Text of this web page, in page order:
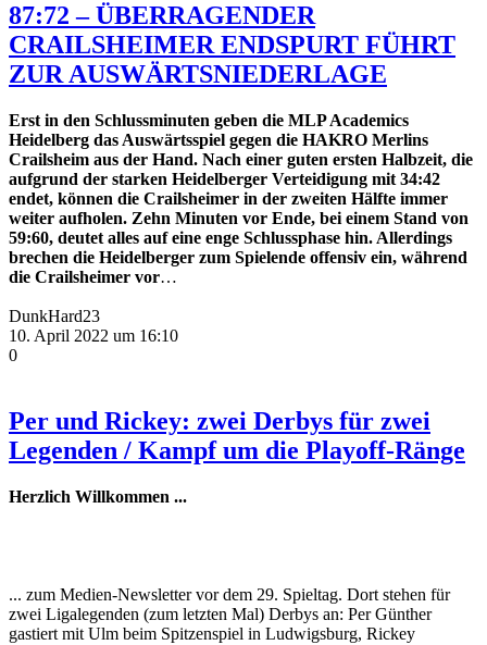
87:72 – ÜBERRAGENDER
CRAILSHEIMER ENDSPURT FÜHRT
ZUR AUSWÄRTSNIEDERLAGE
Erst in den Schlussminuten geben die MLP Academics
Heidelberg das Auswärtsspiel gegen die HAKRO Merlins
Crailsheim aus der Hand. Nach einer guten ersten Halbzeit, die
aufgrund der starken Heidelberger Verteidigung mit 34:42
endet, können die Crailsheimer in der zweiten Hälfte immer
weiter aufholen. Zehn Minuten vor Ende, bei einem Stand von
59:60, deutet alles auf eine enge Schlussphase hin. Allerdings
brechen die Heidelberger zum Spielende offensiv ein, während
die Crailsheimer vor…
DunkHard23
10. April 2022 um 16:10
0
Per und Rickey: zwei Derbys für zwei
Legenden / Kampf um die Playoff-Ränge
Herzlich Willkommen ...
... zum Medien-Newsletter vor dem 29. Spieltag. Dort stehen für
zwei Ligalegenden (zum letzten Mal) Derbys an: Per Günther
gastiert mit Ulm beim Spitzenspiel in Ludwigsburg, Rickey